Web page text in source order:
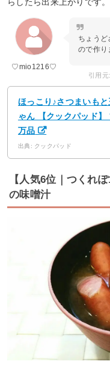
らしたら出来上がりです。
♡mio1216♡
ちょうど
ので作
引用
ほっこり♪さつまいも
ゃん 【クックパッド
万品
出典: クックパッド
【人気6位｜つくれ
の味噌汁